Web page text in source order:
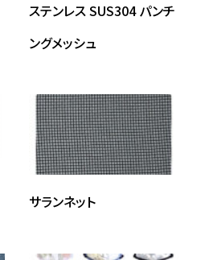
ステンレス SUS304 パンチ
ングメッシュ
サランネット